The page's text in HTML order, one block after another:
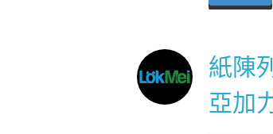
紙陳
亞加